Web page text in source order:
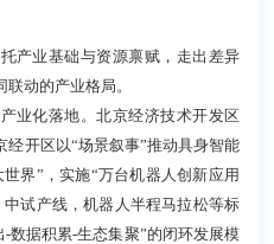
业基础与资源禀赋，走出差异
动的产业格局。
化落地。北京经济技术开发区
开区以“场景叙事”推动具身智能
界”，实施“万台机器人创新应用
试产线，机器人半程马拉松等标
数据积累-生态集聚”的闭环发展模